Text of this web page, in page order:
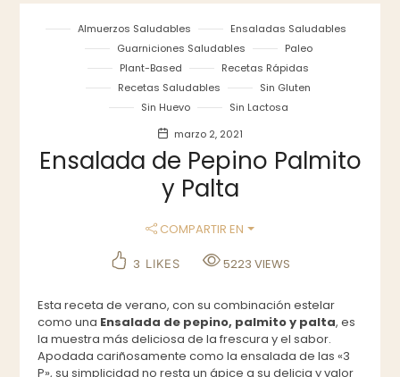
Almuerzos Saludables
Ensaladas Saludables
Guarniciones Saludables
Paleo
Plant-Based
Recetas Rápidas
Recetas Saludables
Sin Gluten
Sin Huevo
Sin Lactosa
marzo 2, 2021
Ensalada de Pepino Palmito
y Palta
COMPARTIR EN
3 LIKES 5223 VIEWS
Esta receta de verano, con su combinación estelar
como una Ensalada de pepino, palmito y palta, es
la muestra más deliciosa de la frescura y el sabor.
Apodada cariñosamente como la ensalada de las «3
P», su simplicidad no resta un ápice a su delicia y valor